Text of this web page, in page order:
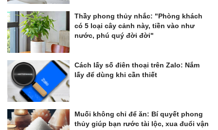
Thầy phong thủy nhắc: "Phòng khách
có 5 loại cây cảnh này, tiền vào như
nước, phú quý đời đời"
Cách lấy số điên thoại trên Zalo: Nắm
lấy để dùng khi cần thiết
Muối không chỉ để ăn: Bí quyết phong
thủy giúp bạn rước tài lộc, xua đuổi vận